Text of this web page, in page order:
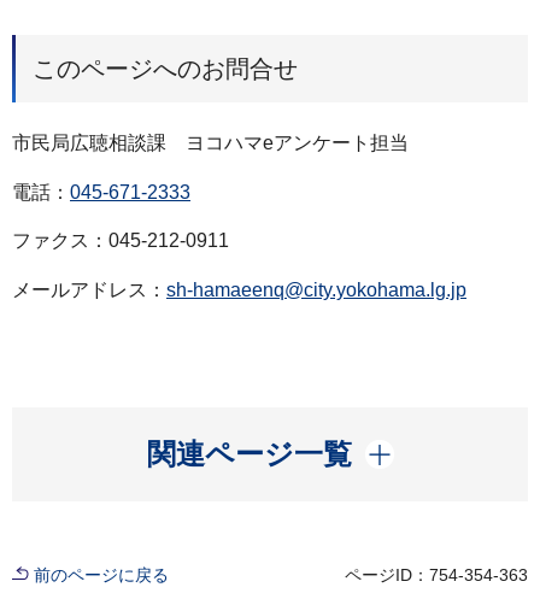
このページへのお問合せ
市民局広聴相談課 ヨコハマeアンケート担当
電話： 045-671-2333
ファクス：045-212-0911
メールアドレス： sh-hamaeenq@city.yokohama.lg.jp
関連ページ一覧
開く
前のページに戻る ページID：754-354-363